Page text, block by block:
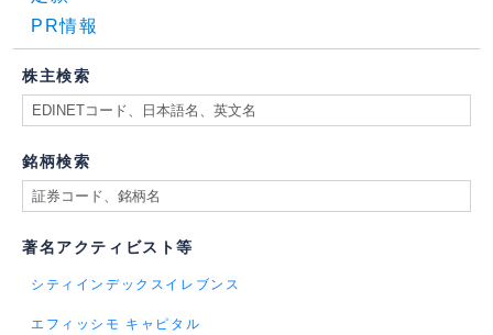
PR情報
株主検索
銘柄検索
著名アクティビスト等
シティインデックスイレブンス
エフィッシモ キャピタル